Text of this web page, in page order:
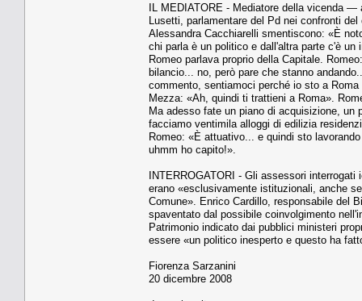
IL MEDIATORE - Mediatore della vicenda
Lusetti, parlamentare del Pd nei confronti
Alessandra Cacchiarelli smentiscono: «È
chi parla è un politico e dall'altra parte c'è
Romeo parlava proprio della Capitale.
bilancio... no, però pare che stanno
commento, sentiamoci perché io sto a
Mezza: «Ah, quindi ti trattieni a Roma».
Ma adesso fate un piano di acquisizione,
facciamo ventimila alloggi di edilizia
Romeo: «È attuativo... e quindi sto
uhmm ho capito!».
INTERROGATORI - Gli assessori
erano «esclusivamente istituzionali, anche
Comune». Enrico Cardillo, responsabile del
spaventato dal possibile coinvolgimento
Patrimonio indicato dai pubblici ministeri
essere «un politico inesperto e questo ha
Fiorenza Sarzanini
20 dicembre 2008